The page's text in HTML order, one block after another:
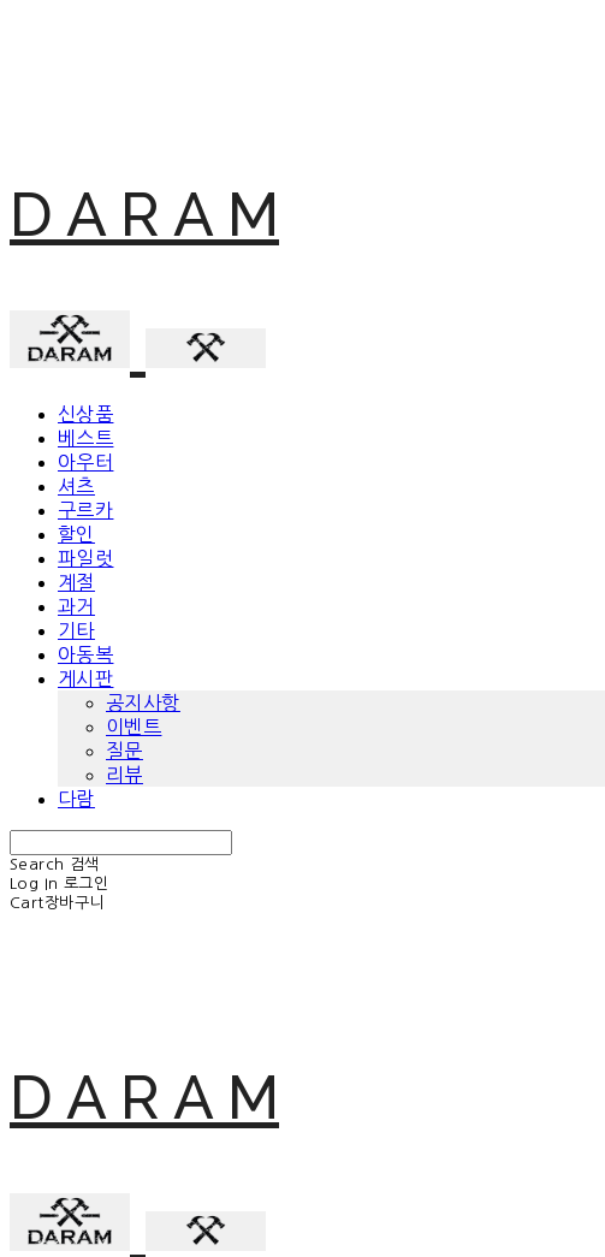
D A R A M
신상품
베스트
아우터
셔츠
구르카
할인
파일럿
계절
과거
기타
아동복
게시판
공지사항
이벤트
질문
리뷰
다람
Search
검색
Log In 로그인
Cart장바구니
D A R A M